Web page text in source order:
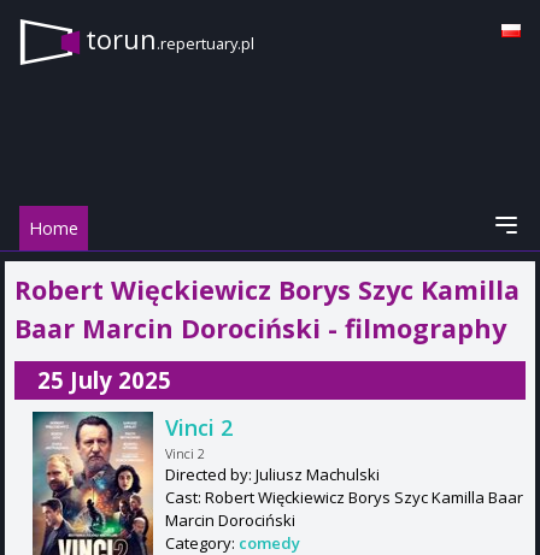
torun.repertuary.pl
Home
Robert Więckiewicz Borys Szyc Kamilla
Baar Marcin Dorociński - filmography
25 July 2025
Vinci 2
Vinci 2
Directed by: Juliusz Machulski
Cast: Robert Więckiewicz Borys Szyc Kamilla Baar
Marcin Dorociński
Category: comedy